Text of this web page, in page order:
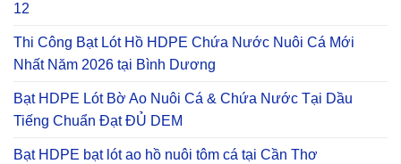
12
Thi Công Bạt Lót Hồ HDPE Chứa Nước Nuôi Cá Mới
Nhất Năm 2026 tại Bình Dương
Bạt HDPE Lót Bờ Ao Nuôi Cá & Chứa Nước Tại Dầu
Tiếng Chuẩn Đạt ĐỦ DEM
Bạt HDPE bạt lót ao hồ nuôi tôm cá tại Cần Thơ